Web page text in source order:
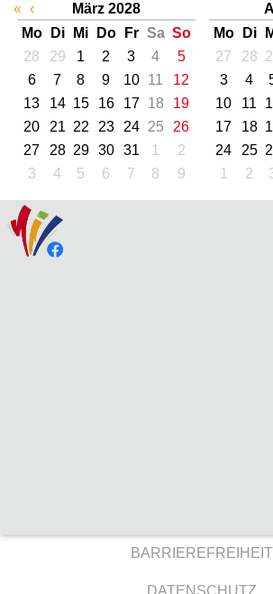
« ‹
März 2028
Mo
Di Mi Do Fr Sa So
28
29 1 2 3 4
5
6
7 8 9 10 11
12
13
14 15 16 17 18
19
20
21 22 23 24 25
26
27
28 29 30 31 1
2
3
4 5 6 7 8 9
Mo
Di
27
28
3
4
10
11
17
18
24
25
1
2
BARRIEREFREIHEIT
DATENSCHUTZ